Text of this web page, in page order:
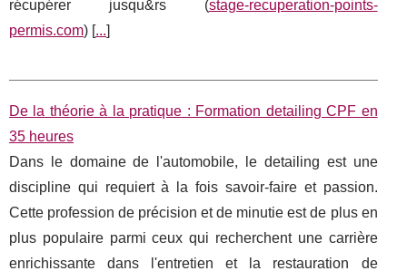
récupérer jusqu&rs (stage-recuperation-points-
permis.com) [...]
De la théorie à la pratique : Formation detailing CPF en
35 heures
Dans le domaine de l'automobile, le detailing est une
discipline qui requiert à la fois savoir-faire et passion.
Cette profession de précision et de minutie est de plus en
plus populaire parmi ceux qui recherchent une carrière
enrichissante dans l'entretien et la restauration de